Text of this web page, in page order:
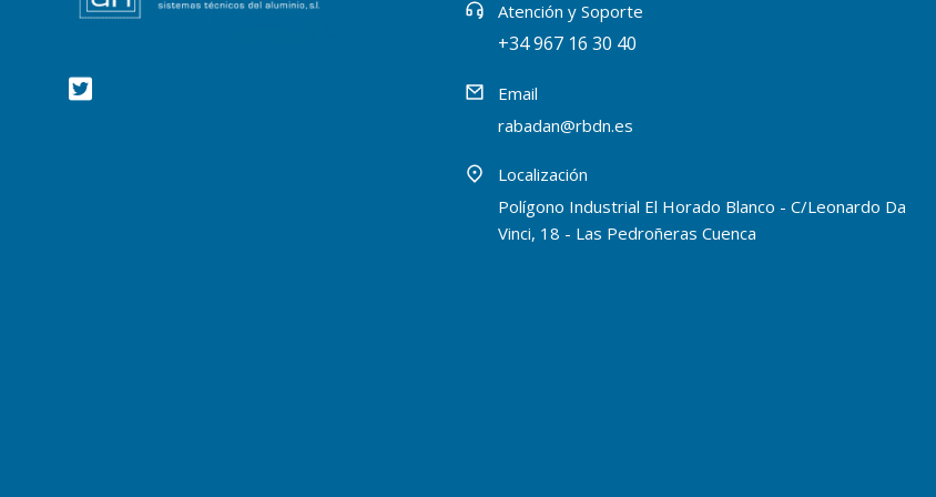
Atención y Soporte
+34 967 16 30 40
Email
rabadan@rbdn.es
Localización
Polígono Industrial El Horado Blanco - C/Leonardo Da
Vinci, 18 - Las Pedroñeras Cuenca